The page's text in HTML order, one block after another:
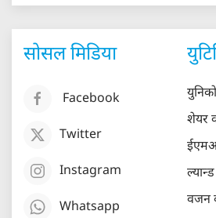
सोसल मिडिया
Facebook
Twitter
Instagram
Whatsapp
शेयर
वजन